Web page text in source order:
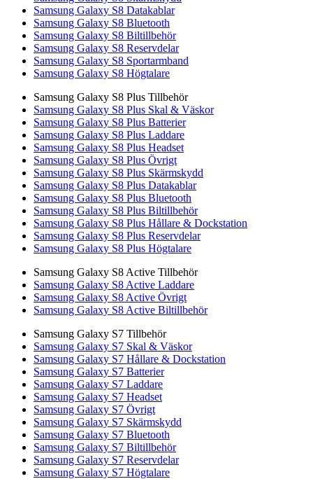
Samsung Galaxy S8 Datakablar
Samsung Galaxy S8 Bluetooth
Samsung Galaxy S8 Biltillbehör
Samsung Galaxy S8 Reservdelar
Samsung Galaxy S8 Sportarmband
Samsung Galaxy S8 Högtalare
Samsung Galaxy S8 Plus Tillbehör
Samsung Galaxy S8 Plus Skal & Väskor
Samsung Galaxy S8 Plus Batterier
Samsung Galaxy S8 Plus Laddare
Samsung Galaxy S8 Plus Headset
Samsung Galaxy S8 Plus Övrigt
Samsung Galaxy S8 Plus Skärmskydd
Samsung Galaxy S8 Plus Datakablar
Samsung Galaxy S8 Plus Bluetooth
Samsung Galaxy S8 Plus Biltillbehör
Samsung Galaxy S8 Plus Hållare & Dockstation
Samsung Galaxy S8 Plus Reservdelar
Samsung Galaxy S8 Plus Högtalare
Samsung Galaxy S8 Active Tillbehör
Samsung Galaxy S8 Active Laddare
Samsung Galaxy S8 Active Övrigt
Samsung Galaxy S8 Active Biltillbehör
Samsung Galaxy S7 Tillbehör
Samsung Galaxy S7 Skal & Väskor
Samsung Galaxy S7 Hållare & Dockstation
Samsung Galaxy S7 Batterier
Samsung Galaxy S7 Laddare
Samsung Galaxy S7 Headset
Samsung Galaxy S7 Övrigt
Samsung Galaxy S7 Skärmskydd
Samsung Galaxy S7 Bluetooth
Samsung Galaxy S7 Biltillbehör
Samsung Galaxy S7 Reservdelar
Samsung Galaxy S7 Högtalare